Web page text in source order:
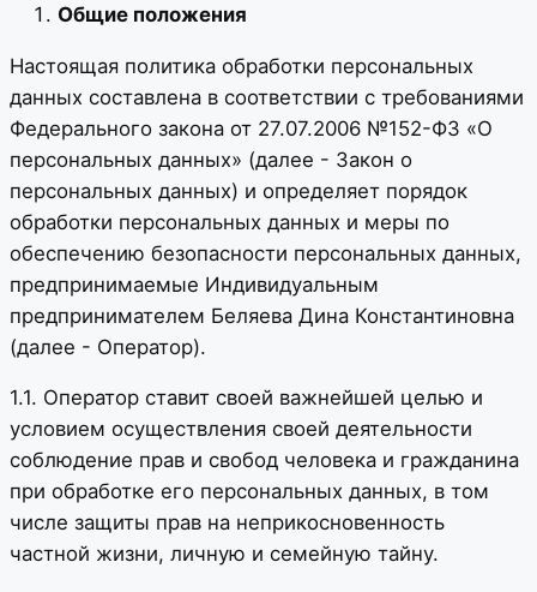
Общие положения
Настоящая политика обработки персональных
данных составлена в соответствии с требованиями
Федерального закона от 27.07.2006 №152-ФЗ «О
персональных данных» (далее - Закон о
персональных данных) и определяет порядок
обработки персональных данных и меры по
обеспечению безопасности персональных данных,
предпринимаемые Индивидуальным
предпринимателем Беляева Дина Константиновна
(далее - Оператор).
1.1. Оператор ставит своей важнейшей целью и
условием осуществления своей деятельности
соблюдение прав и свобод человека и гражданина
при обработке его персональных данных, в том
числе защиты прав на неприкосновенность
частной жизни, личную и семейную тайну.